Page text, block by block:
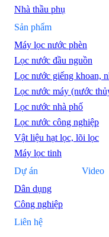
Nhà thầu phụ
Sản phẩm
Máy lọc nước phèn
Lọc nước đầu nguồn
Lọc nước giếng khoan,
Lọc nước máy (nước
Lọc nước nhà phố
Lọc nước công nghiệp
Vật liệu hạt lọc, lõi lọc
Máy lọc tinh
Dự án
Dân dụng
Công nghiệp
Video
Liên hệ